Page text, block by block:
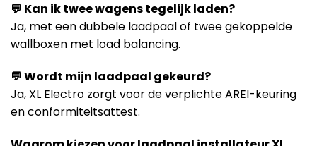
💬 Kan ik twee wagens tegelijk laden?
Ja, met een dubbele laadpaal of twee gekoppelde
wallboxen met load balancing.
💬 Wordt mijn laadpaal gekeurd?
Ja, XL Electro zorgt voor de verplichte AREI-keuring
en conformiteitsattest.